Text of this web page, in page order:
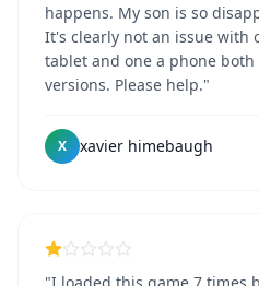
happens. My son is so
It's clearly not an issue with
tablet and one a phone
versions. Please help."
X xavier himebaugh